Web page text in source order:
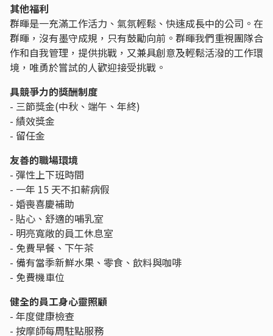
其他福利
群暉是一充滿工作活力、氣氛輕鬆、快速成長中的公司。在
群暉，沒有墨守成規，只有鼓勵向前。群暉我們重視團隊合
作和自我管理，提供挑戰，又兼具創意及輕鬆活潑的工作環
境，唯勇於嘗試的人歡迎接受挑戰。
具競爭力的獎酬制度
- 三節獎金(中秋、端午、年終)
- 績效獎金
- 留任金
友善的職場環境
- 彈性上下班時間
- 一年 15 天不扣薪病假
- 婚喪喜慶補助
- 貼心、舒適的哺乳室
- 明亮寬敞的員工休息室
- 免費早餐、下午茶
- 備有當季新鮮水果、零食、飲料與咖啡
- 免費機車位
健全的員工身心靈照顧
- 年度健康檢查
- 按摩師每周駐點服務